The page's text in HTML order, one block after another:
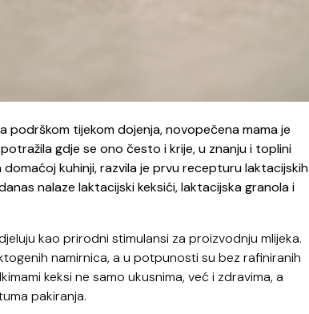
podrškom tijekom dojenja, novopečena mama je
gdje se ono često i krije, u znanju i toplini
kuhinji, razvila je prvu recepturu laktacijskih
nalaze laktacijski keksići, laktacijska granola i
kao prirodni stimulansi za proizvodnju mlijeka.
namirnica, a u potpunosti su bez rafiniranih
keksi ne samo ukusnima, već i zdravima, a
pakiranja.